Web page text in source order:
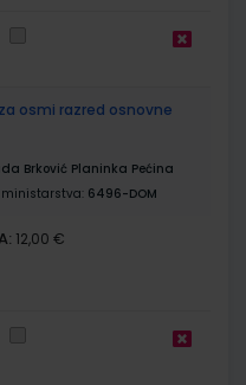
osmi razred osnovne
Brković Planinka Pećina
ministarstva: 6496-DOM
12,00 €